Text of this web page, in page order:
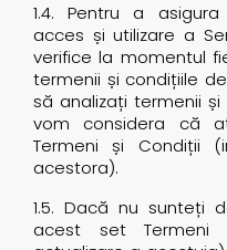
1.4. Pentru a
acces și utilizare a
verifice la momentul
termenii și condițiile
să analizați termenii
vom considera că
Termeni și Condiții
acestora).
1.5. Dacă nu sunteți
acest set Termeni